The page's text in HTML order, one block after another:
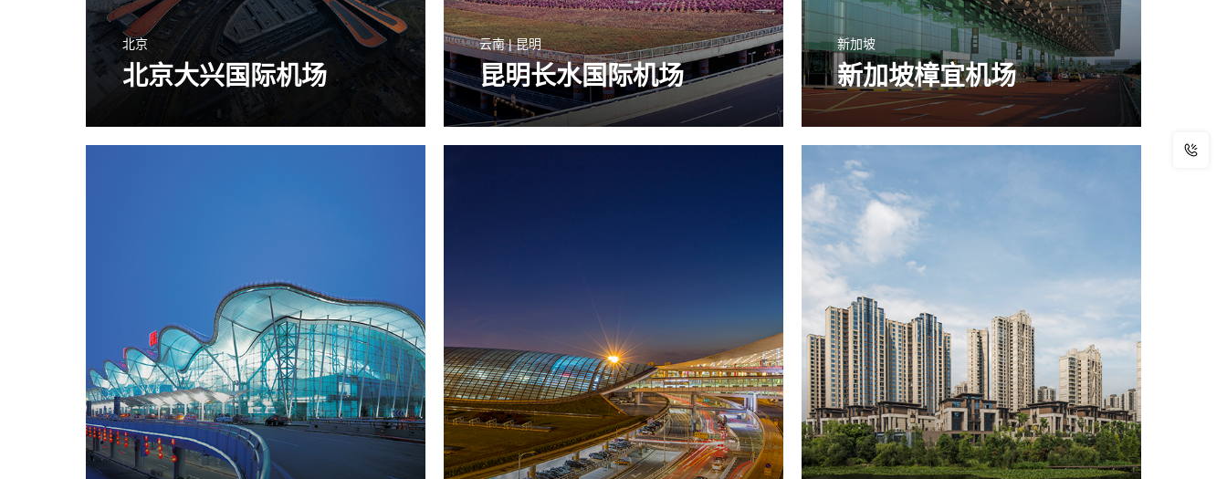
北京
北京大兴国际机场
云南 | 昆明
昆明长水国际机场
新加坡
新加坡樟宜机场